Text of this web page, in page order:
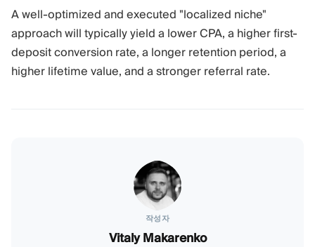
A well-optimized and executed "localized niche"
approach will typically yield a lower CPA, a higher first-
deposit conversion rate, a longer retention period, a
higher lifetime value, and a stronger referral rate.
작성자
Vitaly Makarenko